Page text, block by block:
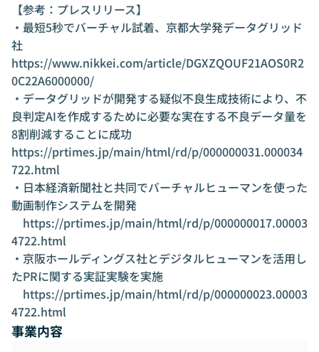
【参考：プレスリリース】
・最短5秒でバーチャル試着、京都大学発データグリッド
社
https://www.nikkei.com/article/DGXZQOUF21AOS0R2
0C22A6000000/
・データグリッドが開発する疑似不良生成技術により、不
良判定AIを作成するために必要な実在する不良データ量を
8割削減することに成功
https://prtimes.jp/main/html/rd/p/000000031.000034
722.html
・日本経済新聞社と共同でバーチャルヒューマンを使った
動画制作システムを開発
https://prtimes.jp/main/html/rd/p/000000017.00003
4722.html
・京阪ホールディングス社とデジタルヒューマンを活用し
たPRに関する実証実験を実施
https://prtimes.jp/main/html/rd/p/000000023.00003
4722.html
事業内容